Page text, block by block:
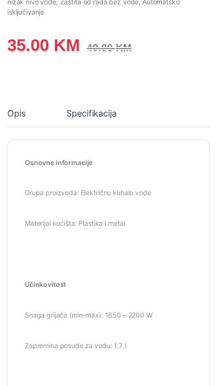
isključivanje
35.00 KM 49.00KM
Opis Specifikacija
Osnovne informacije
Grupa proizvoda: Električno kuhalo vode
Materijal kućišta: Plastika i metal
Učinkovitost
Snaga grijača (min-max): 1850 – 2200 W
Zapremina posude za vodu: 1.7 l